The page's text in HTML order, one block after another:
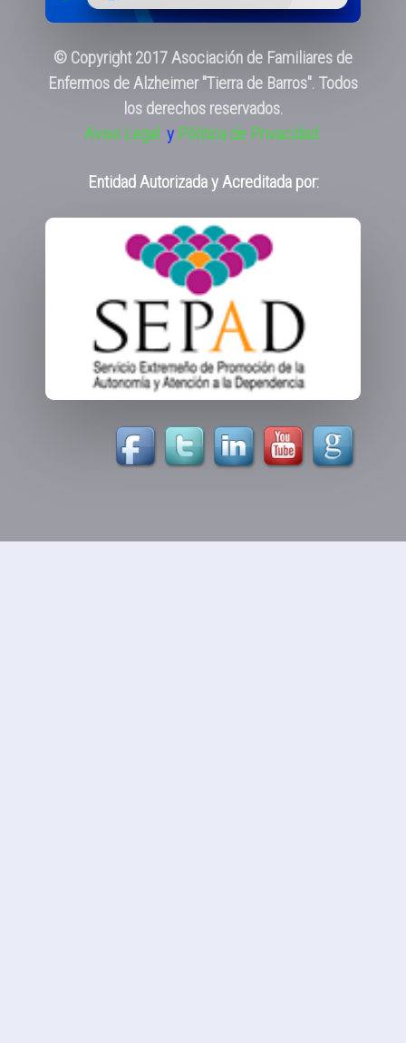
© Copyright 2017 Asociación de Familiares de
Enfermos de Alzheimer "Tierra de Barros". Todos
los derechos reservados.
Aviso Legal y Pólitica de Privacidad
Entidad Autorizada y Acreditada por: